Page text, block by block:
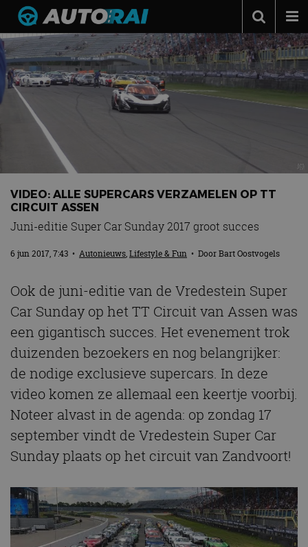
Autonieuws
Podcast
Autotests
Automerken
Adverteren
Contact
MotorRAI.nl
VIDEO: ALLE SUPERCARS VERZAMELEN OP TT
CIRCUIT ASSEN
Juni-editie Super Car Sunday 2017 groot succes
6 jun 2017, 7:43 • Autonieuws,Lifestyle & Fun • DoorBart Oostvogels
Ook de juni-editie van de Vredestein Super
Car Sunday op het TT Circuit van Assen was
een gigantisch succes. Het evenement trok
duizenden bezoekers en nog belangrijker:
de nodige exclusieve supercars. In deze
video komen ze allemaal een keertje voorbij.
Noteer alvast in de agenda: op zondag 17
september vindt de Vredestein Super Car
Sunday plaats op het circuit van Zandvoort!